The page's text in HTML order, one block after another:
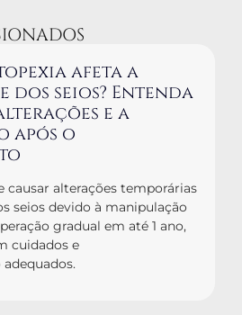
afeta a
dos seios? Entenda
e a
após o
causar alterações temporárias
seios devido à manipulação
gradual em até 1 ano,
cuidados e